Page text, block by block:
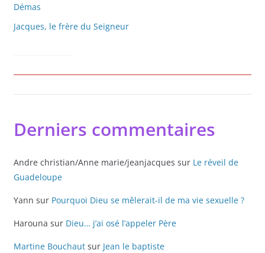
Démas
Jacques, le frère du Seigneur
Derniers commentaires
Andre christian/Anne marie/jeanjacques sur Le réveil de
Guadeloupe
Yann sur Pourquoi Dieu se mêlerait-il de ma vie sexuelle ?
Harouna sur Dieu… j’ai osé l’appeler Père
Martine Bouchautsur Jean le baptiste